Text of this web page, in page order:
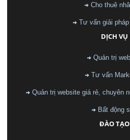
Cho thuê
Tư vấn giải
DỊCH VỤ
Quản trị
Tư vấn
Quản trị website giá rẻ, chuyên
Bất động
ĐÀO TẠO